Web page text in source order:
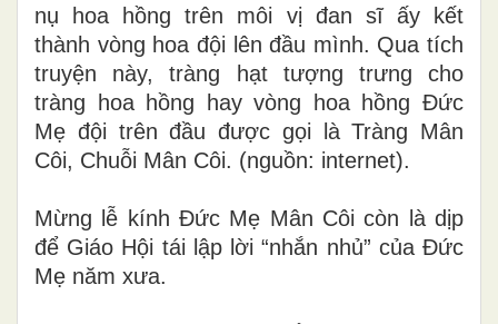
nụ hoa hồng trên môi vị đan sĩ ấy kết
thành vòng hoa đội lên đầu mình. Qua tích
truyện này, tràng hạt tượng trưng cho
tràng hoa hồng hay vòng hoa hồng Đức
Mẹ đội trên đầu được gọi là Tràng Mân
Côi, Chuỗi Mân Côi. (nguồn: internet).
Mừng lễ kính Đức Mẹ Mân Côi còn là dịp
để Giáo Hội tái lập lời “nhắn nhủ” của Đức
Mẹ năm xưa.